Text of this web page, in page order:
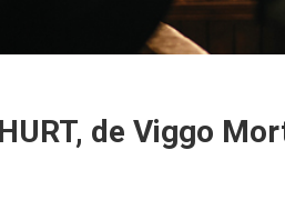
HURT, de Viggo